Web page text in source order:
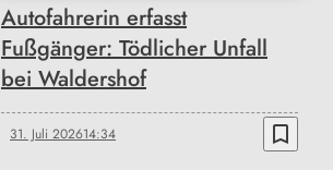
Autofahrerin erfasst
Fußgänger: Tödlicher Unfall
bei Waldershof
31. Juli 202614:34 bookmark_border